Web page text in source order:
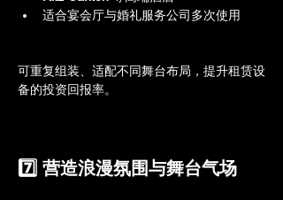
适合宴会厅与婚礼服务公司多次使用
可重复组装、适配不同舞台布局，提升租赁设
备的投资回报率。
7️⃣ 营造浪漫氛围与舞台气场